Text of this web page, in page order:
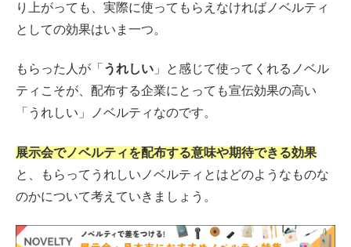
り上がっても、実際に使ってもらえなければノベルティ
としての効果はいま一つ。
もらった人が「 うれしい 」と感じて使ってくれるノベル
ティこそが、配布する企業にとっても宣伝効果の高い
「うれしい」ノベルティなのです。
展示会でノベルティを配布する意味や期待できる効果
と、もらってうれしいノベルティとはどのようなものな
のかについて考えていきましょう。